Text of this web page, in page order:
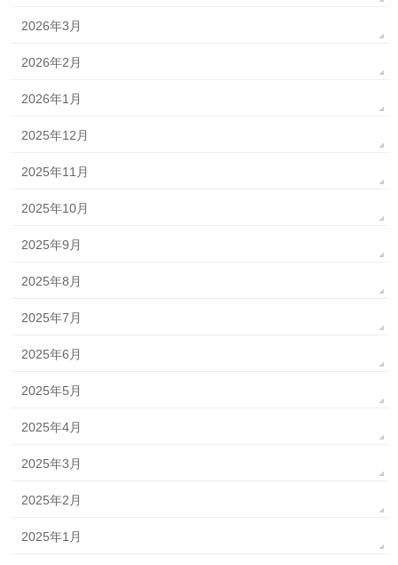
2026年3月
2026年2月
2026年1月
2025年12月
2025年11月
2025年10月
2025年9月
2025年8月
2025年7月
2025年6月
2025年5月
2025年4月
2025年3月
2025年2月
2025年1月